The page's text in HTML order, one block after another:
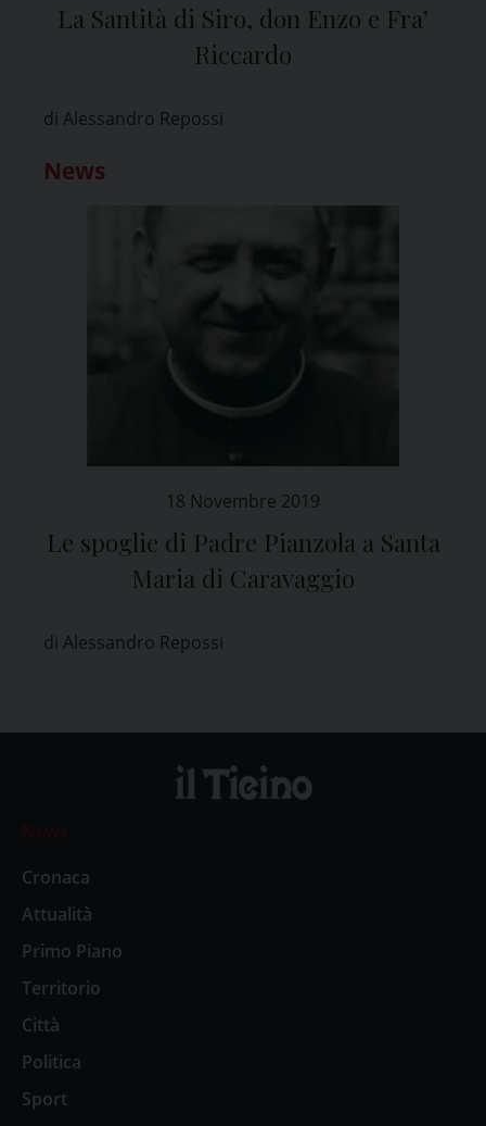
La Santità di Siro, don Enzo e Fra’
Riccardo
di Alessandro Repossi
News
18 Novembre 2019
Le spoglie di Padre Pianzola a Santa
Maria di Caravaggio
di Alessandro Repossi
News
Cronaca
Attualità
Primo Piano
Territorio
Città
Politica
Sport